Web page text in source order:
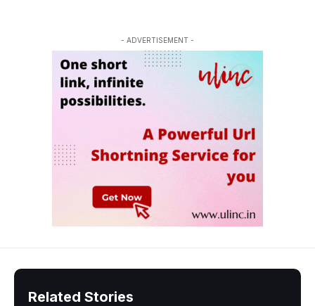
- ADVERTISEMENT -
Related Stories